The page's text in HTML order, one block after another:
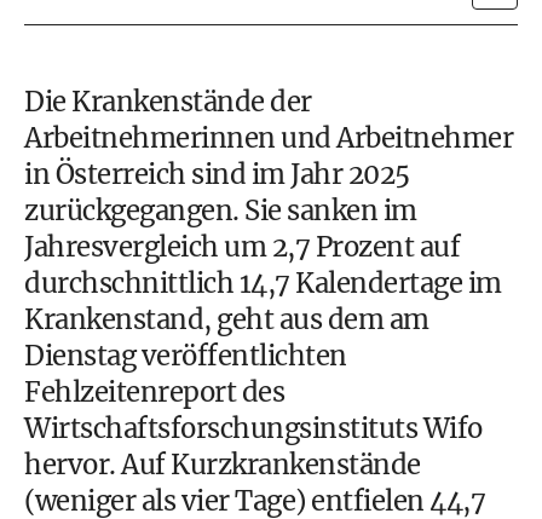
Die Krankenstände der
Arbeitnehmerinnen und Arbeitnehmer
in Österreich sind im Jahr 2025
zurückgegangen. Sie sanken im
Jahresvergleich um 2,7 Prozent auf
durchschnittlich 14,7 Kalendertage im
Krankenstand, geht aus dem am
Dienstag veröffentlichten
Fehlzeitenreport des
Wirtschaftsforschungsinstituts Wifo
hervor. Auf Kurzkrankenstände
(weniger als vier Tage) entfielen 44,7